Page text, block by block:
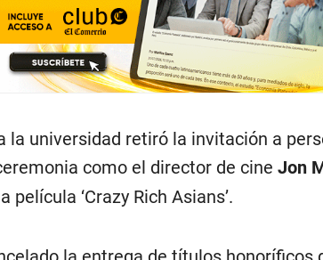
la universidad retiró la invitación a
como el director de cine Jon
película ‘Crazy Rich Asians’.